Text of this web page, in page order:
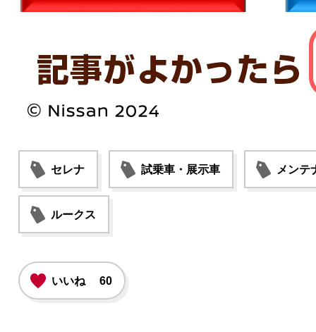
セレナ 試乗車・展示車 メンテ
ルークス
いいね 60